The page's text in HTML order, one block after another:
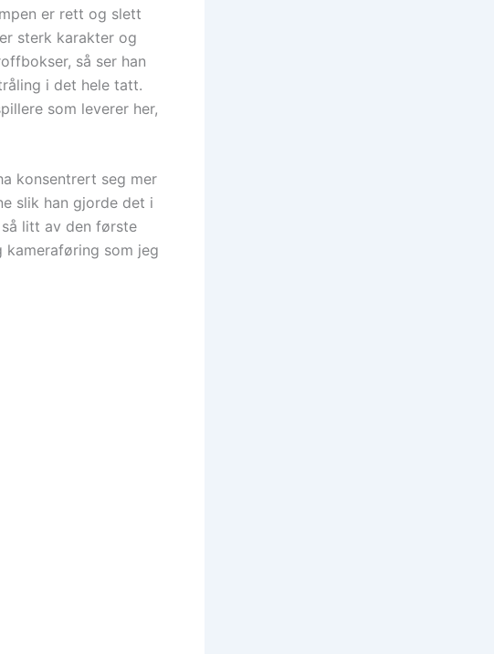
er rett og slett
sterk karakter og
så ser han
i det hele tatt.
som leverer her,
konsentrert seg mer
slik han gjorde det i
litt av den første
som jeg